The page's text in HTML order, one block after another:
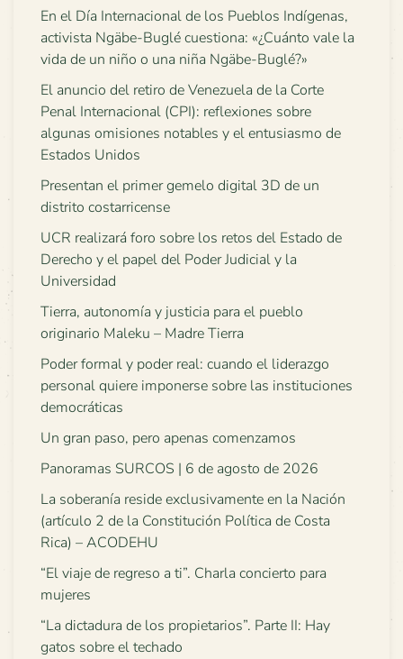
En el Día Internacional de los Pueblos Indígenas,
activista Ngäbe-Buglé cuestiona: «¿Cuánto vale la
vida de un niño o una niña Ngäbe-Buglé?»
El anuncio del retiro de Venezuela de la Corte
Penal Internacional (CPI): reflexiones sobre
algunas omisiones notables y el entusiasmo de
Estados Unidos
Presentan el primer gemelo digital 3D de un
distrito costarricense
UCR realizará foro sobre los retos del Estado de
Derecho y el papel del Poder Judicial y la
Universidad
Tierra, autonomía y justicia para el pueblo
originario Maleku – Madre Tierra
Poder formal y poder real: cuando el liderazgo
personal quiere imponerse sobre las instituciones
democráticas
Un gran paso, pero apenas comenzamos
Panoramas SURCOS | 6 de agosto de 2026
La soberanía reside exclusivamente en la Nación
(artículo 2 de la Constitución Política de Costa
Rica) – ACODEHU
“El viaje de regreso a ti”. Charla concierto para
mujeres
“La dictadura de los propietarios”. Parte II: Hay
gatos sobre el techado